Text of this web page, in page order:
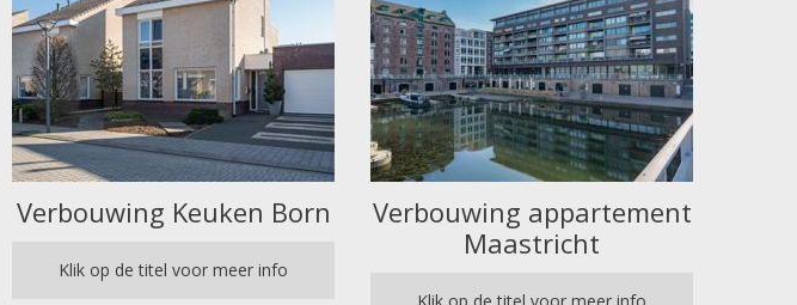
Verbouwing Keuken Born
Klik op de titel voor meer info
Verbouwing appartement
Maastricht